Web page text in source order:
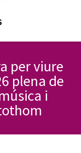
per viure
plena de
i